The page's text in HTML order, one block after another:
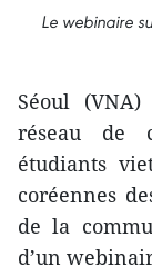
Le webinaire
Séoul
réseau de
étudiants
coréennes
de la
d’un